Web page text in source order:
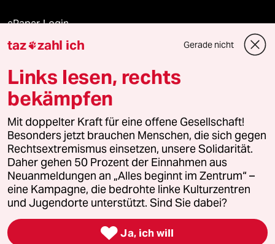
ePaper Login
Downloads für Abonnierende
© 2026 taz Verlags und Vertriebs GmbH
Alle Rechte vorbehalten. Bei rechtlichen Fragen oder für Genehmigungen
wenden Sie sich bitte an
lizenzen@taz.de
Feedback Redaktionsstatut Kommune-Richtlinien
Leitlinie Informant Datenschutz Impressum AGB
Seitenwende Einwilligungen widerrufen (Ads)
taz zahl ich Gerade nicht
Links lesen, rechts
bekämpfen
Mit doppelter Kraft für eine offene Gesellschaft!
Besonders jetzt brauchen Menschen, die sich gegen
Rechtsextremismus einsetzen, unsere Solidarität.
Daher gehen 50 Prozent der Einnahmen aus
Neuanmeldungen an „Alles beginnt im Zentrum“ –
eine Kampagne, die bedrohte linke Kulturzentren
und Jugendorte unterstützt. Sind Sie dabei?
 Ja, ich will